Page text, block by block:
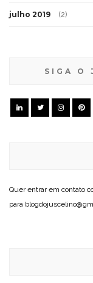
julho 2019 (2)
SIGA O
Quer entrar em contato
para